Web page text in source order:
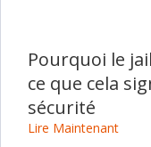
Pourquoi le
ce que cela
sécurité
Lire Maintenant